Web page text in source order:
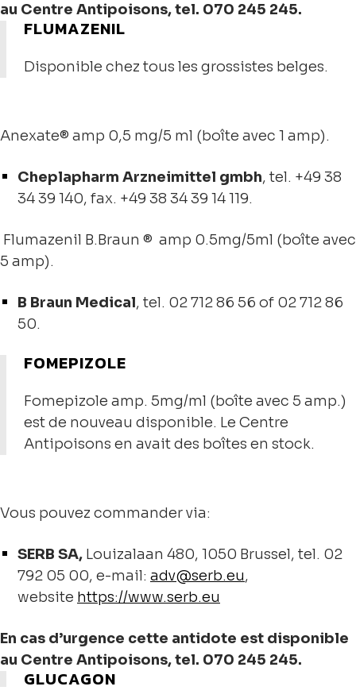
au Centre Antipoisons, tel. 070 245 245.
FLUMAZENIL
Disponible chez tous les grossistes belges.
Anexate® amp 0,5 mg/5 ml (boîte avec 1 amp).
Cheplapharm Arzneimittel gmbh, tel. +49 38
34 39 140, fax. +49 38 34 39 14 119.
Flumazenil B.Braun ® amp 0.5mg/5ml (boîte avec
5 amp).
B Braun Medical, tel. 02 712 86 56 of 02 712 86
50.
FOMEPIZOLE
Fomepizole amp. 5mg/ml (boîte avec 5 amp.)
est de nouveau disponible. Le Centre
Antipoisons en avait des boîtes en stock.
Vous pouvez commander via:
SERB SA, Louizalaan 480, 1050 Brussel, tel. 02
792 05 00, e-mail: adv@serb.eu,
website https://www.serb.eu
En cas d’urgence cette antidote est disponible
au Centre Antipoisons, tel. 070 245 245.
GLUCAGON